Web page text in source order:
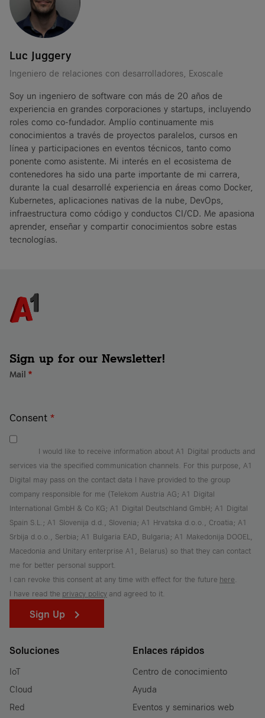
Luc Juggery
Ingeniero de relaciones con desarrolladores, Exoscale
Soy un ingeniero de software con más de 20 años de
experiencia en grandes corporaciones y startups, incluyendo
roles como co-fundador. Amplío continuamente mis
conocimientos a través de proyectos paralelos, cursos en
línea y participaciones en eventos técnicos, tanto como
ponente como asistente. Mi interés en el ecosistema de
contenedores ha sido una parte importante de mi carrera,
durante la cual desarrollé experiencia en áreas como Docker,
Kubernetes, aplicaciones nativas de la nube, DevOps,
infraestructura como código y conductos CI/CD. Me apasiona
aprender, enseñar y compartir conocimientos sobre estas
tecnologías.
Sign up for our Newsletter!
Mail *
Consent *
I would like to receive information about A1 Digital products and
services via the specified communication channels. For this purpose, A1
Digital may pass on the contact data I have provided to the group
company responsible for me (Telekom Austria AG; A1 Digital
International GmbH & Co KG; A1 Digital Deutschland GmbH; A1 Digital
Spain S.L.; A1 Slovenija d.d., Slovenia; A1 Hrvatska d.o.o., Croatia; A1
Srbija d.o.o., Serbia; A1 Bulgaria EAD, Bulgaria; A1 Makedonija DOOEL,
Macedonia and Unitary enterprise A1, Belarus) so that they can contact
me for better personal support.
I can revoke this consent at any time with effect for the future here
I have read the privacy policy and agreed to it.
Sign Up
Soluciones
IoT
Cloud
Red
Enlaces rápidos
Centro de conocimiento
Ayuda
Eventos y seminarios web